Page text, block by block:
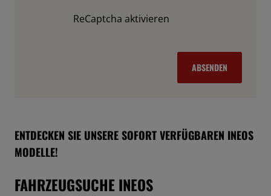
ReCaptcha aktivieren
ABSENDEN
ENTDECKEN SIE UNSERE SOFORT VERFÜGBAREN INEOS
MODELLE!
FAHRZEUGSUCHE INEOS